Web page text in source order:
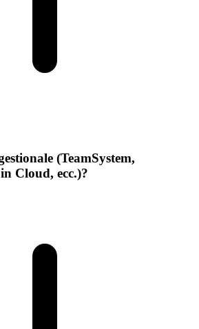
(TeamSystem,
Cloud, ecc.)?